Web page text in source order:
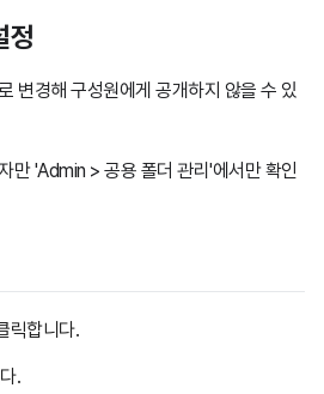
정
변경해 구성원에게 공개하지 않을 수 있
만 'Admin > 공용 폴더 관리'에서만 확인
릭합니다.
.